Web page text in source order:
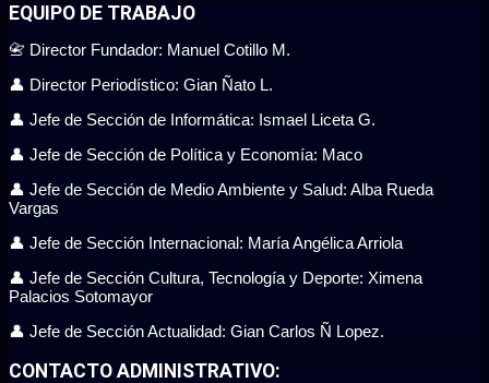
EQUIPO DE TRABAJO
📇 Director Fundador: Manuel Cotillo M.
👤 Director Periodístico: Gian Ñato L.
👤 Jefe de Sección de Informática: Ismael Liceta G.
👤 Jefe de Sección de Política y Economía: Maco
👤 Jefe de Sección de Medio Ambiente y Salud: Alba Rueda
Vargas
👤 Jefe de Sección Internacional: María Angélica Arriola
👤 Jefe de Sección Cultura, Tecnología y Deporte: Ximena
Palacios Sotomayor
👤 Jefe de Sección Actualidad: Gian Carlos Ñ Lopez.
CONTACTO ADMINISTRATIVO: